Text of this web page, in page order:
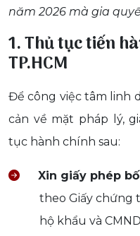
năm 2026 mà gia
1. Thủ tục tiến
TP.HCM
Để công việc tâm linh
cản về mặt pháp lý,
tục hành chính sau:
Xin giấy phép
theo Giấy chứng
hộ khẩu và